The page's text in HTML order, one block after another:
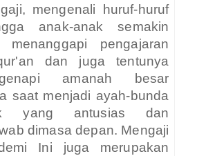
mengenali huruf-huruf
anak-anak semakin
pengajaran
dan juga tentunya
amanah besar
saat menjadi ayah-bunda
yang antusias dan
dimasa depan. Mengaji
Ini juga merupakan